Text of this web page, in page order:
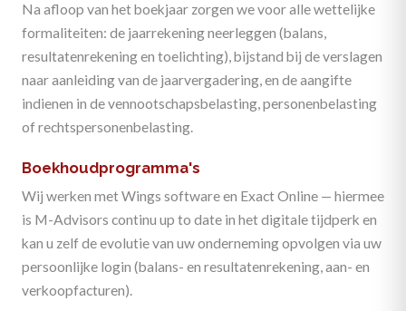
Na afloop van het boekjaar zorgen we voor alle wettelijke
formaliteiten: de jaarrekening neerleggen (balans,
resultatenrekening en toelichting), bijstand bij de verslagen
naar aanleiding van de jaarvergadering, en de aangifte
indienen in de vennootschapsbelasting, personenbelasting
of rechtspersonenbelasting.
Boekhoudprogramma's
Wij werken met Wings software en Exact Online — hiermee
is M-Advisors continu up to date in het digitale tijdperk en
kan u zelf de evolutie van uw onderneming opvolgen via uw
persoonlijke login (balans- en resultatenrekening, aan- en
verkoopfacturen).